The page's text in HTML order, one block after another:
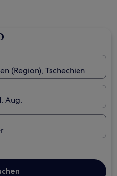
(Region), Tschechien
Aug.